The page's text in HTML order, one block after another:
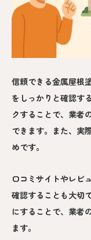
信頼できる金属屋根
をしっかりと確認す
クすることで、業者
できます。また、実
めです。
口コミサイトやレビ
確認することも大切
にすることで、業者
ます。